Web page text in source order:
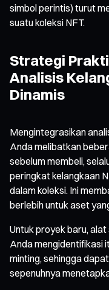
simbol perintis) turut
suatu koleksi NFT.
Strategi
Analisis
Dinamis
Mengintegrasikan
Anda melibatkan
sebelum membeli,
peringkat kelangkaan
dalam koleksi. Ini
berlebih untuk aset
Untuk proyek baru,
Anda mengidentifikasi
minting, sehingga
sepenuhnya